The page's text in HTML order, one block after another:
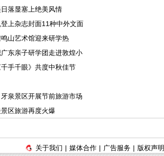
落显塞上绝美风情
上杂志封面11种中外文面
山艺术馆迎来研学热
东亲子研学团走进敦煌小
手千眼》共度中秋佳节
泉景区开展节前旅游市场
区旅游再度火爆
关于我们 | 媒体合作 | 广告服务 | 版权声明